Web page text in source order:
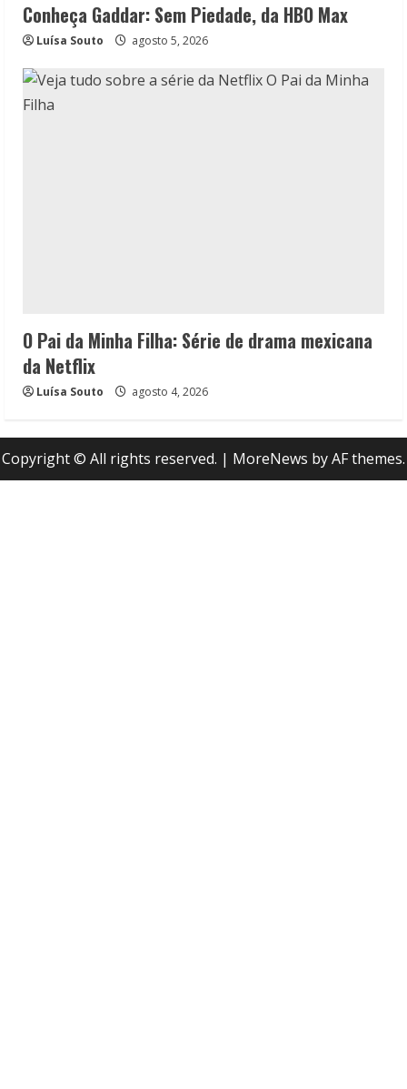
Conheça Gaddar: Sem Piedade, da HBO Max
Luísa Souto agosto 5, 2026
O Pai da Minha Filha: Série de drama mexicana
da Netflix
Luísa Souto agosto 4, 2026
Copyright © All rights reserved. | MoreNews by AF themes.